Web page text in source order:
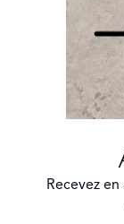
Recevez